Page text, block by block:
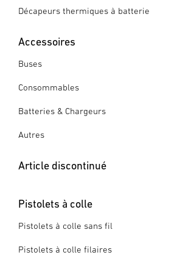
Décapeurs thermiques à batterie
Accessoires
Buses
Consommables
Batteries & Chargeurs
Autres
Article discontinué
Pistolets à colle
Pistolets à colle sans fil
Pistolets à colle filaires